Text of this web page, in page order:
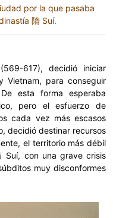
por la que pasaba
隋 Suí.
617), decidió iniciar
Vietnam, para conseguir
esta forma esperaba
pero el esfuerzo de
cada vez más escasos
decidió destinar recursos
el territorio más débil
Suí, con una grave crisis
muy disconformes